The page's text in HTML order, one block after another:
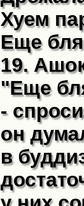
Хуем
Еще
19.
"Еще
-
он
в